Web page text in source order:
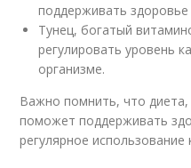
поддерживать
Тунец, богатый
регулировать уровень
организме.
Важно помнить, что
поможет поддерживать
регулярное